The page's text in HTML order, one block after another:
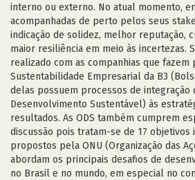
interno ou externo. No atual momento,
acompanhadas de perto pelos seus
indicação de solidez, melhor reputação,
maior resiliência em meio às incertezas.
realizado com as companhias que fazem
Sustentabilidade Empresarial da B3
delas possuem processos de integração
Desenvolvimento Sustentável) às
resultados. As ODS também cumprem
discussão pois tratam-se de 17 objetivos
propostos pela ONU (Organização das
abordam os principais desafios de
no Brasil e no mundo, em especial no